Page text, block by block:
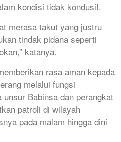
kondisi tidak kondusif.
merasa takut yang justru
tindak pidana seperti
katanya.
rasa aman kepada
melalui fungsi
Babinsa dan perangkat
patroli di wilayah
pada malam hingga dini